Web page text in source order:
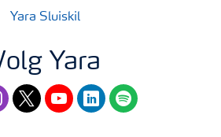
Yara Sluiskil
Yara
twitteryoutubelinkedinspotify